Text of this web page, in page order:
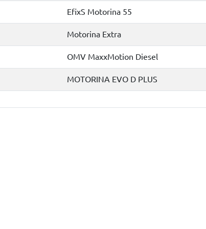
EfixS Motorina 55
Motorina Extra
OMV MaxxMotion Diesel
MOTORINA EVO D PLUS